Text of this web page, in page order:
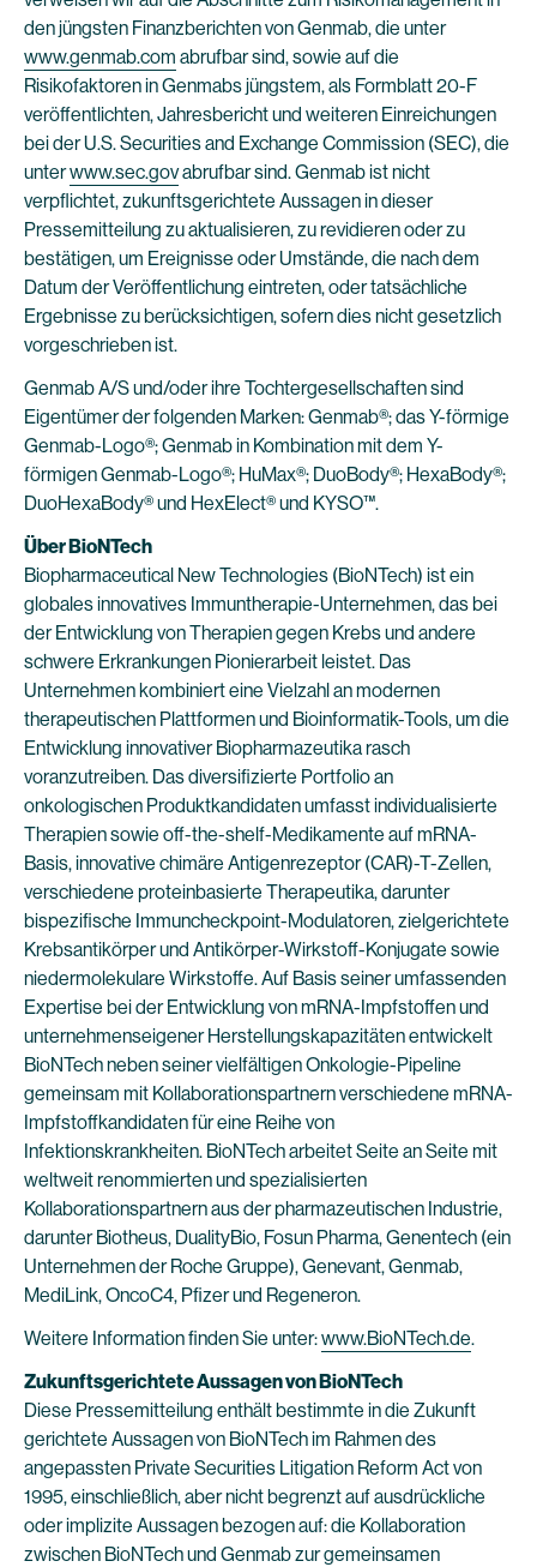
den jüngsten Finanzberichten von Genmab, die unter
www.genmab.com abrufbar sind, sowie auf die
Risikofaktoren in Genmabs jüngstem, als Formblatt 20-F
veröffentlichten, Jahresbericht und weiteren Einreichungen
bei der U.S. Securities and Exchange Commission (SEC), die
unterwww.sec.govabrufbar sind. Genmab ist nicht
verpflichtet, zukunftsgerichtete Aussagen in dieser
Pressemitteilung zu aktualisieren, zu revidieren oder zu
bestätigen, um Ereignisse oder Umstände, die nach dem
Datum der Veröffentlichung eintreten, oder tatsächliche
Ergebnisse zu berücksichtigen, sofern dies nicht gesetzlich
vorgeschrieben ist.
Genmab A/S und/oder ihre Tochtergesellschaften sind
Eigentümer der folgenden Marken: Genmab®; das Y-förmige
Genmab-Logo®; Genmab in Kombination mit dem Y-
förmigen Genmab-Logo®; HuMax®; DuoBody®; HexaBody®;
DuoHexaBody® und HexElect® und KYSO™.
Über BioNTech
Biopharmaceutical New Technologies (BioNTech) ist ein
globales innovatives Immuntherapie-Unternehmen, das bei
der Entwicklung von Therapien gegen Krebs und andere
schwere Erkrankungen Pionierarbeit leistet. Das
Unternehmen kombiniert eine Vielzahl an modernen
therapeutischen Plattformen und Bioinformatik-Tools, um die
Entwicklung innovativer Biopharmazeutika rasch
voranzutreiben. Das diversifizierte Portfolio an
onkologischen Produktkandidaten umfasst individualisierte
Therapien sowie off-the-shelf-Medikamente auf mRNA-
Basis, innovative chimäre Antigenrezeptor (CAR)-T-Zellen,
verschiedene proteinbasierte Therapeutika, darunter
bispezifische Immuncheckpoint-Modulatoren, zielgerichtete
Krebsantikörper und Antikörper-Wirkstoff-Konjugate sowie
niedermolekulare Wirkstoffe. Auf Basis seiner umfassenden
Expertise bei der Entwicklung von mRNA-Impfstoffen und
unternehmenseigener Herstellungskapazitäten entwickelt
BioNTech neben seiner vielfältigen Onkologie-Pipeline
gemeinsam mit Kollaborationspartnern verschiedene mRNA-
Impfstoffkandidaten für eine Reihe von
Infektionskrankheiten. BioNTech arbeitet Seite an Seite mit
weltweit renommierten und spezialisierten
Kollaborationspartnern aus der pharmazeutischen Industrie,
darunter Biotheus, DualityBio, Fosun Pharma, Genentech (ein
Unternehmen der Roche Gruppe), Genevant, Genmab,
MediLink, OncoC4, Pfizer und Regeneron.
Weitere Information finden Sie unter:www.BioNTech.de.
Zukunftsgerichtete Aussagen von BioNTech
Diese Pressemitteilung enthält bestimmte in die Zukunft
gerichtete Aussagen von BioNTech im Rahmen des
angepassten Private Securities Litigation Reform Act von
1995, einschließlich, aber nicht begrenzt auf ausdrückliche
oder implizite Aussagen bezogen auf: die Kollaboration
zwischen BioNTech und Genmab zur gemeinsamen